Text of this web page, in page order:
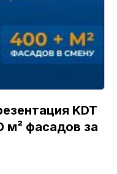
KDT
м² фасадов за